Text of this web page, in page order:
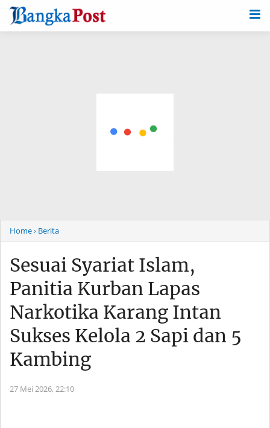
-->
Home› Berita
Sesuai Syariat Islam,
Panitia Kurban Lapas
Narkotika Karang Intan
Sukses Kelola 2 Sapi dan 5
Kambing
27 Mei 2026, 22:10